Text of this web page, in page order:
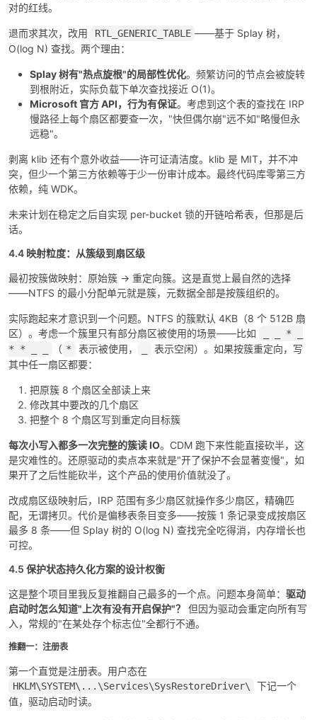
对的红线。
退而求其次，改用 RTL_GENERIC_TABLE ——基于 Splay 树，
O(log N) 查找。两个理由：
Splay 树有"热点旋根"的局部性优化。频繁访问的节点会被旋转
到根附近，实际负载下单次查找接近 O(1)。
Microsoft 官方 API，行为有保证。考虑到这个表的查找在 IRP
慢路径上每个扇区都要查一次，"快但偶尔崩"远不如"略慢但永
远稳"。
剥离 klib 还有个意外收益——许可证清洁度。klib 是 MIT，并不冲
突，但少一个第三方依赖等于少一份审计成本。最终代码库零第三方
依赖，纯 WDK。
未来计划在稳定之后自实现 per-bucket 锁的开链哈希表，但那是后
话。
4.4 映射粒度：从簇级到扇区级
最初按簇做映射：原始簇 → 重定向簇。这是直觉上最自然的选择
——NTFS 的最小分配单元就是簇，元数据全部是按簇组织的。
实际跑起来才意识到一个问题。NTFS 的簇默认 4KB（8 个 512B 扇
区）。考虑一个簇里只有部分扇区被使用的场景——比如
_ _ * _
* * _ _
（ * 表示被使用，
表示空闲）。如果按簇重定向，写
其中任一扇区都要：
把原簇 8 个扇区全部读上来
修改其中要改的几个扇区
把整个 8 个扇区写到重定向目标簇
每次小写入都多一次完整的簇读 IO。CDM 跑下来性能直接砍半，这
是灾难性的。还原驱动的卖点本来就是"开了保护不会显著变慢"，如
果开了之后性能砍半，这个产品的使用价值就没了。
改成扇区级映射后，IRP 范围有多少扇区就操作多少扇区，精确匹
配，无谓拷贝。代价是偏移表条目变多——按簇 1 条记录变成按扇区
最多 8 条——但 Splay 树的 O(log N) 查找完全吃得消，内存增长也
可控。
4.5 保护状态持久化方案的设计权衡
这是整个项目里我反复推翻自己最多的一个点。问题本身简单： 驱动
启动时怎么知道"上次有没有开启保护"？
但因为驱动会重定向所有写
入，常规的"在某处存个标志位"全都行不通。
推翻一：注册表
第一个直觉是注册表。用户态在
HKLM\SYSTEM\...\Services\SysRestoreDriver\
下记一个
值，驱动启动时读。